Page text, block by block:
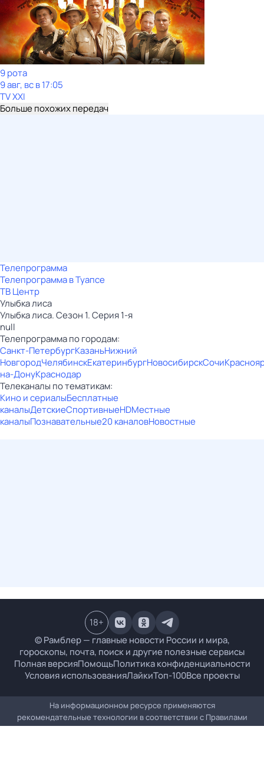
9 рота
9 авг, вс в 17:05
TV XXI
Больше похожих передач
Телепрограмма
Телепрограмма в Туапсе
ТВ Центр
Улыбка лиса
Улыбка лиса. Сезон 1. Серия 1-я
null
Телепрограмма по городам:
Санкт-ПетербургКазаньНижний
НовгородЧелябинскЕкатеринбургНовосибирскСочи
на-ДонуКраснодар
Телеканалы по тематикам:
Кино и сериалыБесплатные
каналыДетскиеСпортивныеHDМестные
каналыПознавательные20 каналовНовостные
© Рамблер — главные новости России и мира,
гороскопы, почта, поиск и другие полезные сервисы
Полная версияПомощьПолитика конфиденциальности
Условия использованияЛайкиТоп-100Все проекты
18+
На информационном ресурсе применяются
рекомендательные технологии в соответствии с Правилами